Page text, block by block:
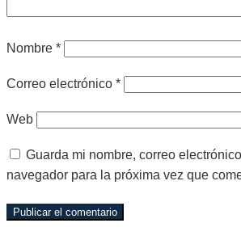
Nombre *
Correo electrónico *
Web
Guarda mi nombre, correo
navegador para la próxima vez que